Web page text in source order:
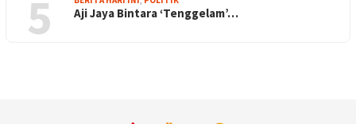
5 Aji Jaya Bintara ‘Tenggelam’…